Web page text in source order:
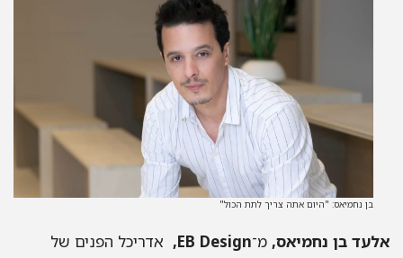
בן נחמיאס: "היום אתה צריך לתת הכול"
בן נחמיאס,מ־EB Design, אדריכל הפנים של